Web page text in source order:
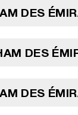
DES
DES
DES